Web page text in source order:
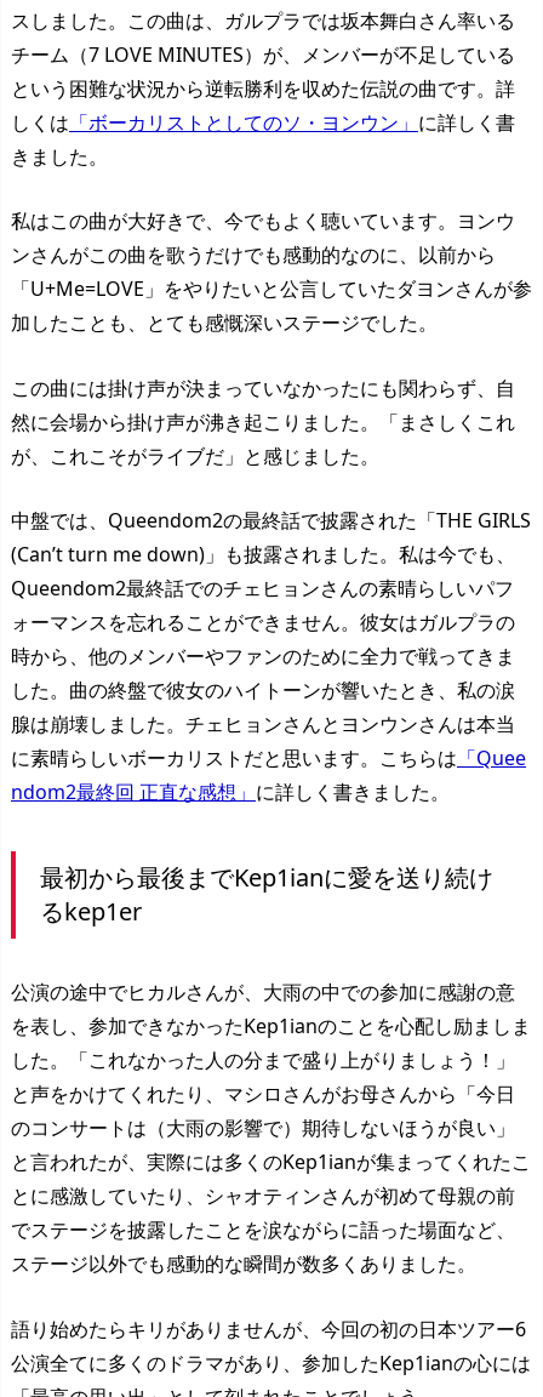
スしました。この曲は、ガルプラでは坂本舞白さん率いる
チーム（7 LOVE MINUTES）が、メンバーが不足している
という困難な状況から逆転勝利を収めた伝説の曲です。詳
しくは 「ボーカリストとしてのソ・ヨンウン」 に詳しく書
きました。
私はこの曲が大好きで、今でもよく聴いています。ヨンウ
ンさんがこの曲を歌うだけでも感動的なのに、以前から
「U+Me=LOVE」をやりたいと公言していたダヨンさんが参
加したことも、とても感慨深いステージでした。
この曲には掛け声が決まっていなかったにも関わらず、自
然に会場から掛け声が沸き起こりました。「まさしくこれ
が、これこそがライブだ」と感じました。
中盤では、Queendom2の最終話で披露された「THE GIRLS
(Can’t turn me down)」も披露されました。私は今でも、
Queendom2最終話でのチェヒョンさんの素晴らしいパフ
ォーマンスを忘れることができません。彼女はガルプラの
時から、他のメンバーやファンのために全力で戦ってきま
した。曲の終盤で彼女のハイトーンが響いたとき、私の涙
腺は崩壊しました。チェヒョンさんとヨンウンさんは本当
に素晴らしいボーカリストだと思います。こちらは 「Quee
ndom2最終回 正直な感想」 に詳しく書きました。
最初から最後までKep1ianに愛を送り続け
るkep1er
公演の途中でヒカルさんが、大雨の中での参加に感謝の意
を表し、参加できなかったKep1ianのことを心配し励ましま
した。「これなかった人の分まで盛り上がりましょう！」
と声をかけてくれたり、マシロさんがお母さんから「今日
のコンサートは（大雨の影響で）期待しないほうが良い」
と言われたが、実際には多くのKep1ianが集まってくれたこ
とに感激していたり、シャオティンさんが初めて母親の前
でステージを披露したことを涙ながらに語った場面など、
ステージ以外でも感動的な瞬間が数多くありました。
語り始めたらキリがありませんが、今回の初の日本ツアー6
公演全てに多くのドラマがあり、参加したKep1ianの心には